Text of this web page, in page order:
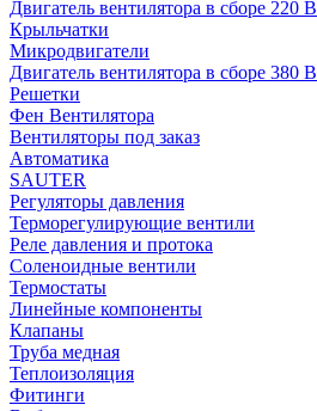
Двигатель вентилятора в сборе 220 В
Крыльчатки
Микродвигатели
Двигатель вентилятора в сборе 380 В
Решетки
Фен Вентилятора
Вентиляторы под заказ
Автоматика
SAUTER
Регуляторы давления
Терморегулирующие вентили
Реле давления и протока
Соленоидные вентили
Термостаты
Линейные компоненты
Клапаны
Труба медная
Теплоизоляция
Фитинги